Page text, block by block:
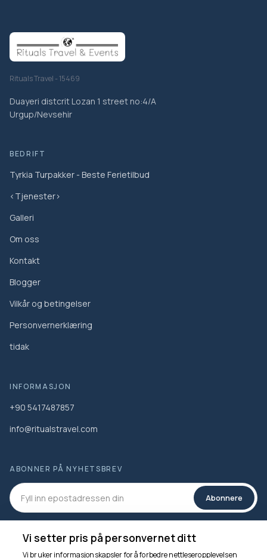
Rituals Travel - 15469
Duayeri distcrit Lozan 1 street no:4/A
Urgup/Nevsehir
BEDRIFT
Tyrkia Turpakker - Beste Ferietilbud
<Tjenester>
Galleri
Om oss
Kontakt
Blogger
Vilkår og betingelser
Personvernerklæring
tidak
INFORMASJON
+90 5417487857
info@ritualstravel.com
ABONNER PÅ NYHETSBREV
Abonnere
SOSIALE MEDIER
Vi setter pris på personvernet ditt
Vi bruker informasjonskapsler for å forbedre nettleseropplevelsen